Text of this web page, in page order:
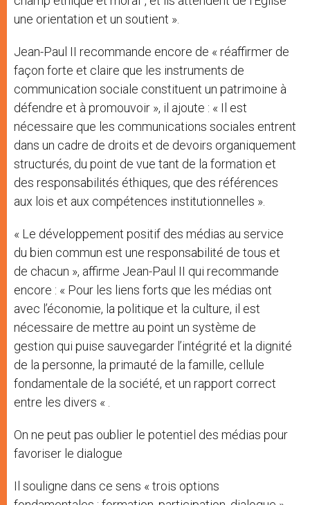
une orientation et un soutient ».
Jean-Paul II recommande encore de « réaffirmer de
façon forte et claire que les instruments de
communication sociale constituent un patrimoine à
défendre et à promouvoir », il ajoute : « Il est
nécessaire que les communications sociales entrent
dans un cadre de droits et de devoirs organiquement
structurés, du point de vue tant de la formation et
des responsabilités éthiques, que des références
aux lois et aux compétences institutionnelles ».
« Le développement positif des médias au service
du bien commun est une responsabilité de tous et
de chacun », affirme Jean-Paul II qui recommande
encore : « Pour les liens forts que les médias ont
avec l’économie, la politique et la culture, il est
nécessaire de mettre au point un système de
gestion qui puise sauvegarder l’intégrité et la dignité
de la personne, la primauté de la famille, cellule
fondamentale de la société, et un rapport correct
entre les divers « .
On ne peut pas oublier le potentiel des médias pour
favoriser le dialogue
Il souligne dans ce sens « trois options